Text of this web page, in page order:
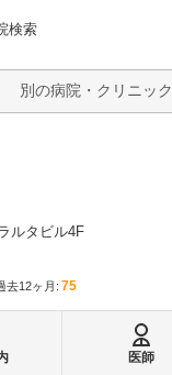
検索
ルタビル4F
去12ヶ月: 75
医師